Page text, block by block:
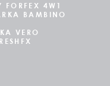
FORFEX 4W1
BAMBINO
VERO